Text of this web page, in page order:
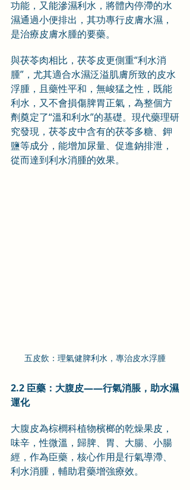
功能，又能滲濕利水，將體內停滯的水
濕通過小便排出，其功專行皮膚水濕，
是治療皮膚水腫的要藥。
與茯苓肉相比，茯苓皮更側重“利水消
腫”，尤其適合水濕泛溢肌膚所致的皮水
浮腫，且藥性平和，無峻猛之性，既能
利水，又不會損傷脾胃正氣，為整個方
劑奠定了“溫和利水”的基礎。現代藥理研
究發現，茯苓皮中含有的茯苓多糖、鉀
鹽等成分，能增加尿量、促進鈉排泄，
從而達到利水消腫的效果。
五皮飲：理氣健脾利水，專治皮水浮腫
2.2 臣藥：大腹皮——行氣消脹，助水濕
運化
大腹皮為棕櫚科植物檳榔的乾燥果皮，
味辛，性微溫，歸脾、胃、大腸、小腸
經，作為臣藥，核心作用是行氣導滯、
利水消腫，輔助君藥增強療效。